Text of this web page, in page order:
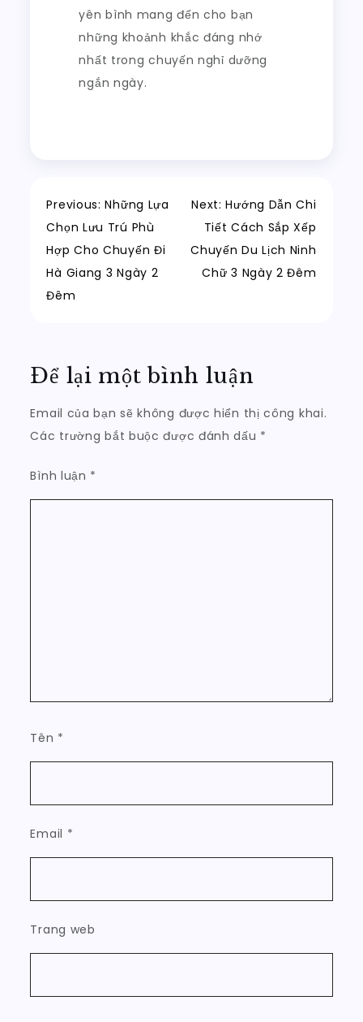
yên bình mang đến cho bạn
những khoảnh khắc đáng nhớ
nhất trong chuyến nghỉ dưỡng
ngắn ngày.
Điều
hướng
bài
Previous: Những Lựa
Chọn Lưu Trú Phù
Hợp Cho Chuyến Đi
Hà Giang 3 Ngày 2
Đêm
Next: Hướng Dẫn Chi
Tiết Cách Sắp Xếp
Chuyến Du Lịch Ninh
Chữ 3 Ngày 2 Đêm
Để lại một bình luận
Email của bạn sẽ không được hiển thị công khai.
Các trường bắt buộc được đánh dấu *
Bình luận *
Tên *
Email *
Trang web